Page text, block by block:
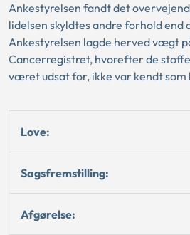
Ankestyrelsen fandt det
lidelsen skyldtes andre forhold
Ankestyrelsen lagde herved vægt
Cancerregistret, hvorefter de
været udsat for, ikke var kendt
Love:
Sagsfremstilling:
Afgørelse: